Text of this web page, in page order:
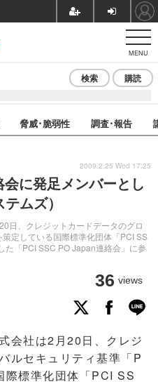
MENU
検索 購読
脅威･脆弱性 調査･報告
会に発足メンバーとし
ムズ）
日、クレジットカードデータのグロ
定している国際標準化団体「PCI SS
「PCI SSC PO Japan連絡会」に参
36 views
2009.2.25 Wed 17:25
会社は2月20日、クレジ
ルセキュリティ基準「P
標準化団体「PCI SS